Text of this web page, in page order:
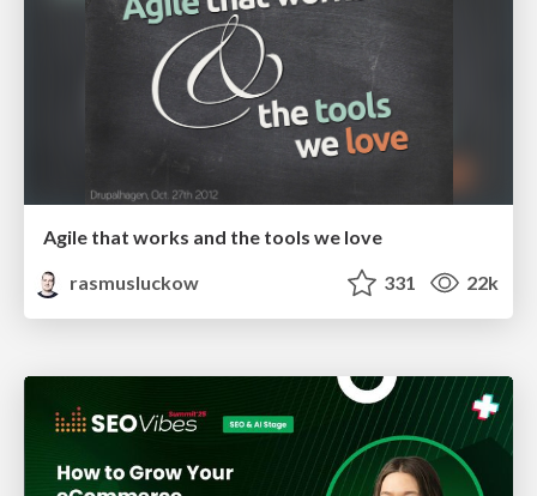
Agile that works and the tools we love
rasmusluckow
331 22k